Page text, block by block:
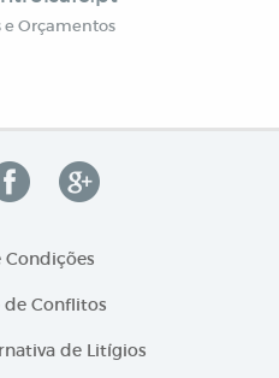
e Orçamentos
Condições
de Conflitos
de Litígios